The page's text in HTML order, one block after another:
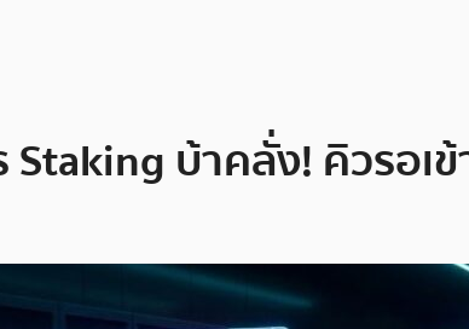
บ้าคลั่ง! คิวรอเ